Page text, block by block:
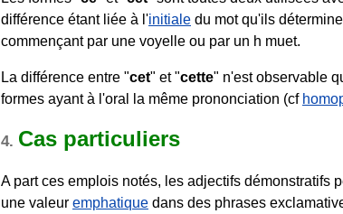
différence étant liée à l'initiale du mot qu'ils
commençant par une voyelle ou par un h muet.
La différence entre "cet" et "cette" n'est observable
formes ayant à l'oral la même prononciation (cf
4. Cas particuliers
A part ces emplois notés, les adjectifs démonstratifs
une valeur emphatique dans des phrases